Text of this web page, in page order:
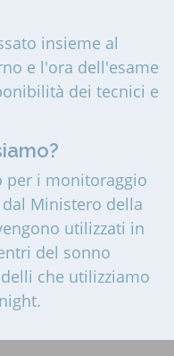
insieme al
e l'ora dell'esame
dei tecnici e
per i monitoraggio
Ministero della
utilizzati in
del sonno
che utilizziamo